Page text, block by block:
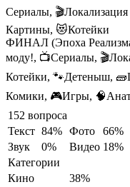
Сериалы,
Картины, 😻Котейки
ФИНАЛ (Эпоха
моду!, 📺Сериалы,
Котейки, 🐾Детеныш,
Комики, 🎮Игры,
152 вопроса
Текст 84% Фото
66%
Звук
0% Видео 18%
Категории
Кино
38%